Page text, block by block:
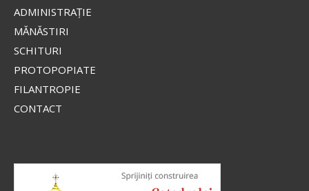
ADMINISTRAŢIE
MĂNĂSTIRI
SCHITURI
PROTOPOPIATE
FILANTROPIE
CONTACT